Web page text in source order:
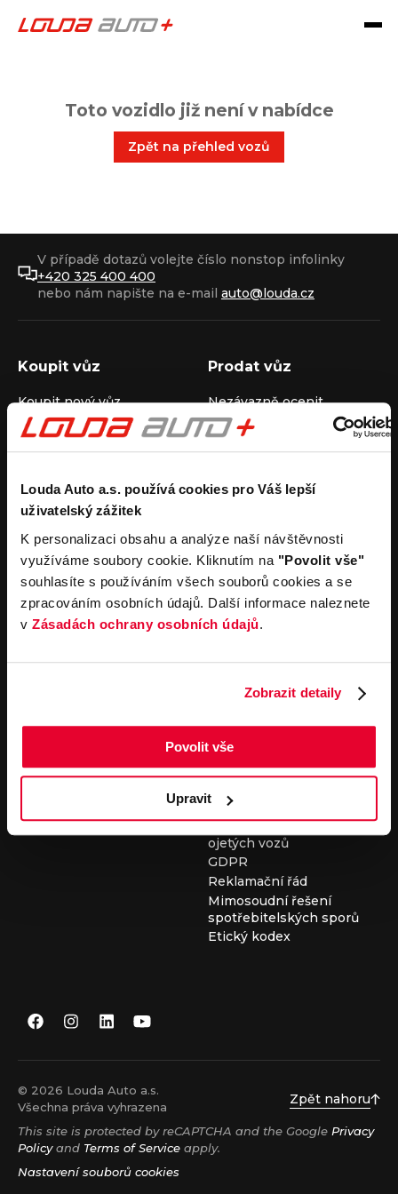
Louda Auto a.s. používá cookies pro Váš lepší
uživatelský zážitek
K personalizaci obsahu a analýze naší návštěvnosti
využíváme soubory cookie. Kliknutím na "Povolit vše"
souhlasíte s používáním všech souborů cookies a se
zpracováním osobních údajů. Další informace naleznete
v Zásadách ochrany osobních údajů.
Zobrazit detaily
Povolit vše
Upravit
Toto vozidlo již není v nabídce
Zpět na přehled vozů
V případě dotazů volejte číslo nonstop infolinky
+420 325 400 400
nebo nám napište na e-mail auto@louda.cz
Koupit vůz
Koupit nový vůz
Koupit ojetý vůz
Koupit užitkový vůz
Prodat vůz
Nezávazně ocenit
Průběh výkupu vozu
Pronájem
Carsharing
Autopůjčovna
Operativní leasing
Společnost
Louda Auto+ Poděbrady
Obytné vozy
Novinky
Kariéra
Servisní služby
Servis
Důležité odkazy
Cookies
Všeobecné obchodní
podmínky pro online
vozidel
Všeobecné obchodní
podmínky pro provádění
servisních prací
Všeobecné obchodní
podmínky při nákupu
ojetých vozů
GDPR
Reklamační řád
Mimosoudní řešení
spotřebitelských sporů
Etický kodex
© 2026 Louda Auto a.s.
Všechna práva vyhrazena
Zpět nahoru
This site is protected by reCAPTCHA and the Google Privacy
Policyand Terms of Service apply.
Nastavení souborů cookies